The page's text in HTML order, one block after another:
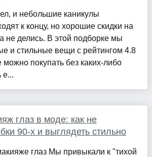
и небольшие каникулы
к концу, но хорошие скидки на
не делись. В этой подборке мы
и стильные вещи с рейтингом 4.8
покупать без каких-либо
е...
глаз в моде: как не
90-х и выглядеть стильно
глаз Мы привыкали к "тихой